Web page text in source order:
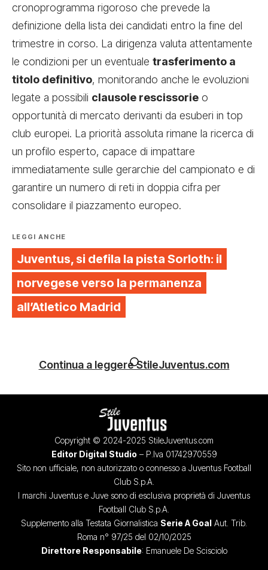
cronoprogramma rigoroso che prevede la
definizione della lista dei candidati entro la fine del
trimestre in corso. La dirigenza valuta attentamente
le condizioni per un eventuale trasferimento a
titolo definitivo, monitorando anche le evoluzioni
legate a possibili clausole rescissorie o
opportunità di mercato derivanti da esuberi in top
club europei. La priorità assoluta rimane la ricerca di
un profilo esperto, capace di impattare
immediatamente sulle gerarchie del campionato e di
garantire un numero di reti in doppia cifra per
consolidare il piazzamento europeo.
LEGGI ANCHE
Juventus, si defila la pista Sorloth: il
norvegese verso la permanenza
all’Atletico Madrid
Continua a leggere StileJuventus.com
Copyright © 2024-2025 StileJuventus.com
Editor Digital Studio – P.Iva 01742970559
Sito non ufficiale, non autorizzato o connesso a Juventus Football
Club S.p.A.
I marchi Juventus e Juve sono di esclusiva proprietà di Juventus
Football Club S.p.A.
Supplemento alla Testata Giornalistica Serie A Goal Aut. Trib.
Roma n° 97/25 del 02/10/2025
Direttore Responsabile: Emanuele De Scisciolo